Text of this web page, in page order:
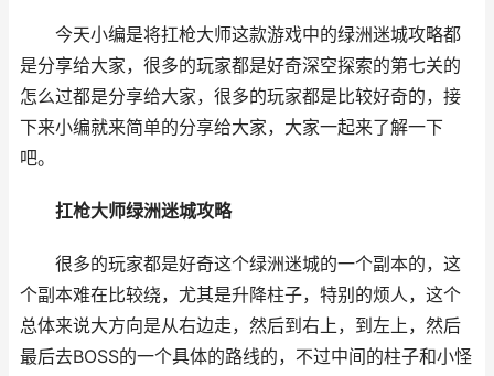
今天小编是将扛枪大师这款游戏中的绿洲迷城攻略都
是分享给大家，很多的玩家都是好奇深空探索的第七关的
怎么过都是分享给大家，很多的玩家都是比较好奇的，接
下来小编就来简单的分享给大家，大家一起来了解一下
吧。
扛枪大师绿洲迷城攻略
很多的玩家都是好奇这个绿洲迷城的一个副本的，这
个副本难在比较绕，尤其是升降柱子，特别的烦人，这个
总体来说大方向是从右边走，然后到右上，到左上，然后
最后去BOSS的一个具体的路线的，不过中间的柱子和小怪